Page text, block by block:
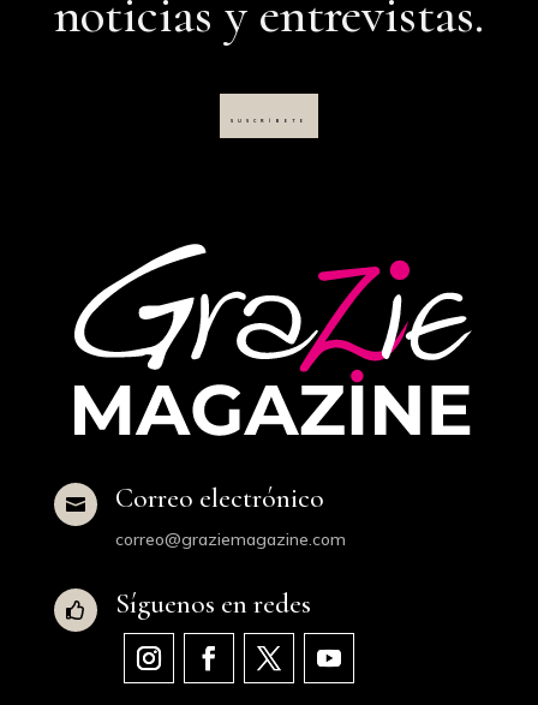
noticias y entrevistas.
SUSCRÍBETE
 Correo electrónico
correo@graziemagazine.com
 Síguenos en redes